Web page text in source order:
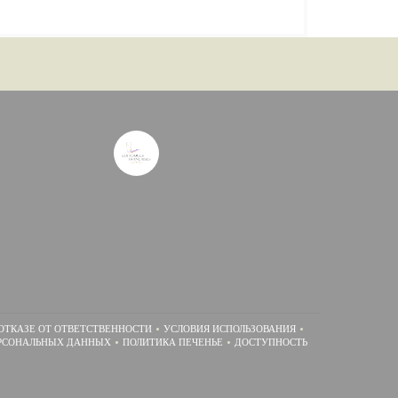
ОТ ОТВЕТСТВЕННОСТИ
((ОТКРЫВАЕТСЯ В НОВОМ ОКНЕ))УСЛОВИЯ ИСПОЛЬЗОВАНИЯ((ОТКРЫВАЕТСЯ В НОВОМ ОКНЕ))
ДАННЫХ
((ОТКРЫВАЕТСЯ В НОВОМ ОКНЕ))ПОЛИТИКА ПЕЧЕНЬЕ((ОТКРЫВАЕТСЯ В НОВОМ ОКНЕ))
ДОСТУПНОСТЬ((ОТКРЫВАЕТСЯ В НОВОМ